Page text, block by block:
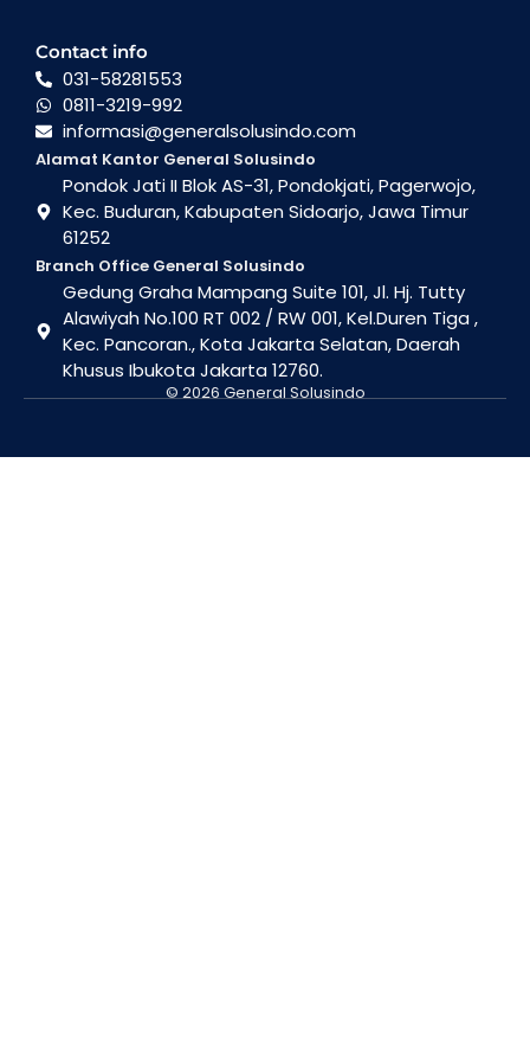
Contact info
031-58281553
0811-3219-992
informasi@generalsolusindo.com
Alamat Kantor General Solusindo
Pondok Jati II Blok AS-31, Pondokjati, Pagerwojo,
Kec. Buduran, Kabupaten Sidoarjo, Jawa Timur
61252
Branch Office General Solusindo
Gedung Graha Mampang Suite 101, Jl. Hj. Tutty
Alawiyah No.100 RT 002 / RW 001, Kel.Duren Tiga ,
Kec. Pancoran., Kota Jakarta Selatan, Daerah
Khusus Ibukota Jakarta 12760.
© 2026 General Solusindo